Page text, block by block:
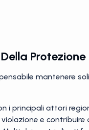
mantenere
principali attori
e contribuire